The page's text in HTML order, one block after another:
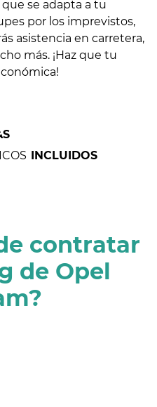
se adapta a tu
por los imprevistos,
asistencia en carretera,
más. ¡Haz que tu
INCLUIDOS
contratar
de Opel